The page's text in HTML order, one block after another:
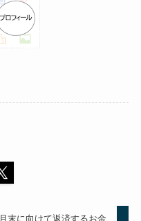
月末に向けて返済するお金